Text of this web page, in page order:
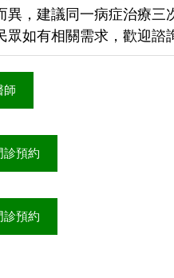
異，建議同一病症治療三
眾如有相關需求，歡迎諮
師
診預約
診預約